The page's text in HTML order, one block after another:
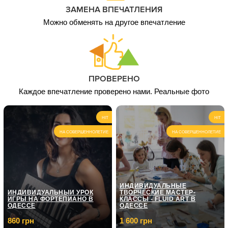
ЗАМЕНА ВПЕЧАТЛЕНИЯ
Можно обменять на другое впечатление
ПРОВЕРЕНО
Каждое впечатление проверено нами. Реальные фото
HIT
НА СОВЕРШЕННОЛЕТИЕ
ИНДИВИДУАЛЬНЫЙ УРОК
ИГРЫ НА ФОРТЕПИАНО В
ОДЕССЕ
860 грн
HIT
НА СОВЕРШЕННОЛЕТИЕ
ИНДИВИДУАЛЬНЫЕ
ТВОРЧЕСКИЕ МАСТЕР-
КЛАССЫ - FLUID ART В
ОДЕССЕ
1 600 грн